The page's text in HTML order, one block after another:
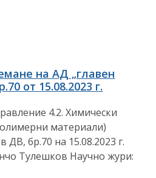
на АД „главен
от 15.08.2023 г.
4.2. Химически
материали)
ДВ, бр.70 на 15.08.2023 г.
Тулешков Научно жури: